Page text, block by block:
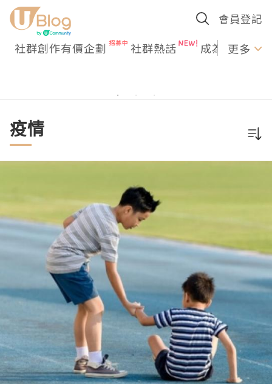
會員登記
社群創作有價企劃 社群熱話 成為U更多
疫情